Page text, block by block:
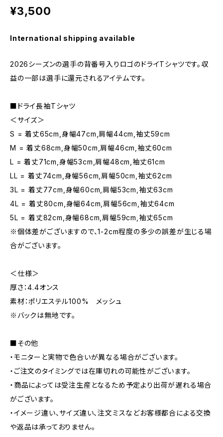
¥3,500
International shipping available
2026シーズンの選手の背番号入りロゴのドライTシャツです。収
益の一部は選手に還元されるアイテムです。
■ドライ長袖Tシャツ
＜サイズ＞
S = 着丈65cm,身幅47cm,肩幅44cm,袖丈59cm
M = 着丈68cm,身幅50cm,肩幅46cm,袖丈60cm
L = 着丈71cm,身幅53cm,肩幅48cm,袖丈61cm
LL = 着丈74cm,身幅56cm,肩幅50cm,袖丈62cm
3L = 着丈77cm,身幅60cm,肩幅53cm,袖丈63cm
4L = 着丈80cm,身幅64cm,肩幅56cm,袖丈64cm
5L = 着丈82cm,身幅68cm,肩幅59cm,袖丈65cm
※個体差がございますので、1-2cm程度の多少の誤差が生じる場
合がございます。
＜仕様＞
厚さ：4.4オンス
素材：ポリエステル100% メッシュ
※バックは無地です。
■その他
・モニターと実物で色合いが異なる場合がございます。
・ご注文のタイミングでは在庫切れの可能性がございます。
・商品によっては受注生産となるため予定より出荷が遅れる場合
がございます。
・イメージ違い、サイズ違い、注文ミスなどお客様都合による交換
や返品は承っておりません。